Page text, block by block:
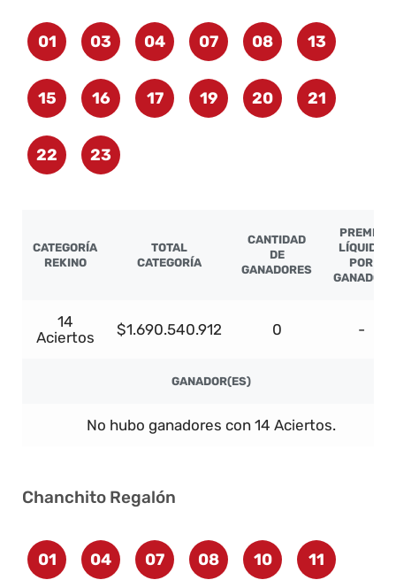
01 03 04 07 08 13
15 16 17 19 20 21
22 23
CATEGORÍA
REKINO
TOTAL
CATEGORÍA
CANTIDAD
DE
GANADORES
PREMIO
LÍQUIDO
POR
GANADOR
14
Aciertos
$1.690.540.912 0 -
GANADOR(ES)
No hubo ganadores con 14 Aciertos.
Chanchito Regalón
01 04 07 08 10 11